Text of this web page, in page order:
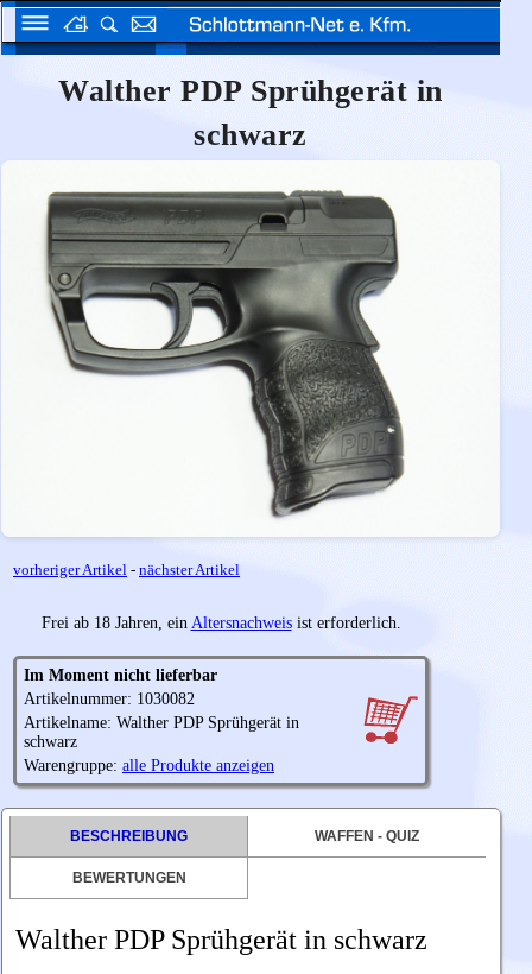
Walther PDP Sprühgerät in
schwarz
vorheriger Artikel - nächster Artikel
Frei ab 18 Jahren, ein Altersnachweisist erforderlich.
Im Moment nicht lieferbar
Artikelnummer: 1030082
Artikelname: Walther PDP Sprühgerät in
schwarz
Warengruppe: alle Produkte anzeigen
BESCHREIBUNG WAFFEN - QUIZ
BEWERTUNGEN
Walther PDP Sprühgerät in schwarz